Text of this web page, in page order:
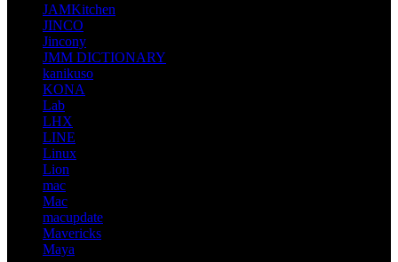
JAMKitchen
JINCO
Jincony
JMM DICTIONARY
kanikuso
KONA
Lab
LHX
LINE
Linux
Lion
mac
Mac
macupdate
Mavericks
Maya